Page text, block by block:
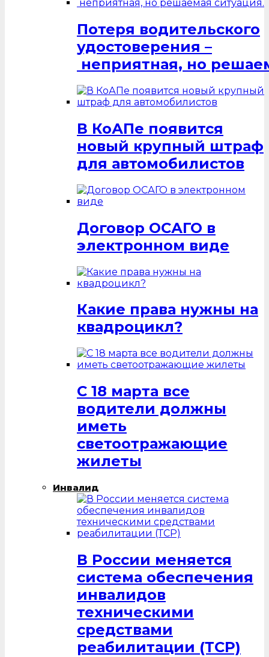
Потеря водительского
удостоверения –
неприятная, но
В КоАПе появится
новый крупный штраф
для автомобилистов
Договор ОСАГО в
электронном виде
Какие права нужны на
квадроцикл?
С 18 марта все
водители должны
иметь
светоотражающие
жилеты
Инвалид
В России меняется
система обеспечения
инвалидов
техническими
средствами
реабилитации (ТСР)